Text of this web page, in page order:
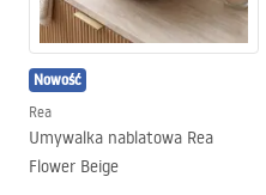
Nowość
Rea
Umywalka nablatowa Rea
Flower Beige